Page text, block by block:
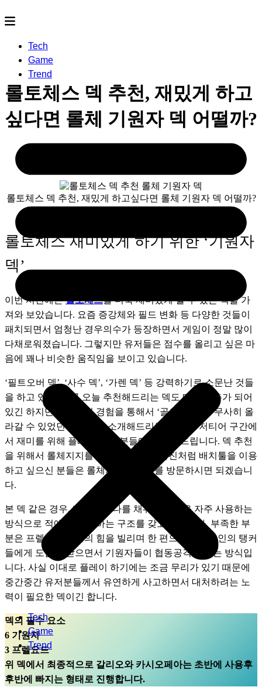
Tech
Game
Trend
Tech
Game
Trend
롤토체스 덱 추천, 재밌게 하고
싶다면 롤체 기원자 덱 어떨까?
롤토체스 덱 추천, 재밌게 하고싶다면 롤체 기원자 덱 어떨까?
1
롤토체스 재미있게 하기 위한 ‘기원자
덱’
이번 시간에는 롤토체스를 더욱 재미있게 할 수 있는 덱을 가
져와 보았습니다. 요즘 증강체와 필드 변화 등 다양한 것들이
패치되면서 엄청난 경우의수가 등장하면서 게임이 정말 많이
다채로워졌습니다. 그렇지만 유저들은 점수를 올리고 싶은 마
음에 꽤나 비슷한 움직임을 보이고 있습니다.
‘필트오버 덱’, ‘사수 덱’, ‘가렌 덱’ 등 강력하기로 소문난 것들
을 하고 있죠. 물론 오늘 추천해드리는 덱도 메타에 추가 되어
있긴 하지만 개인적인 경험을 통해서 ‘골드’ 까지는 무사히 올
라갈 수 있었던 덱이기에 소개해드리는 것이니, 저티어 구간에
서 재미를 위해 플레이 하실 분들에게 추천 드립니다. 덱 추천
을 위해서 롤체지지를 이용했으며, 위 사진처럼 배치툴을 이용
하고 싶으신 분들은 롤체지지 사이트를 방문하시면 되겠습니
다.
본 덱 같은 경우, 빠르게 마나를 채워서 스킬을 자주 사용하는
방식으로 적에게 딜을 하는 구조를 갖고 있습니다. 부족한 부
분은 프렐요드 특성의 힘을 빌리며 한 편으로는 앞라인의 탱커
들에게 도움을 받으면서 기원자들이 협동공격을 하는 방식입
니다. 사실 이대로 플레이 하기에는 조금 무리가 있기 때문에
중간중간 유저분들께서 유연하게 사고하면서 대처하려는 노
력이 필요한 덱이긴 합니다.
덱의 필수 요소
6 기원자
3 프렐요드
위 덱에서 최종적으로 갈리오와 카시오페아는 초반에 사용후
후반에 빠지는 형태로 진행합니다.